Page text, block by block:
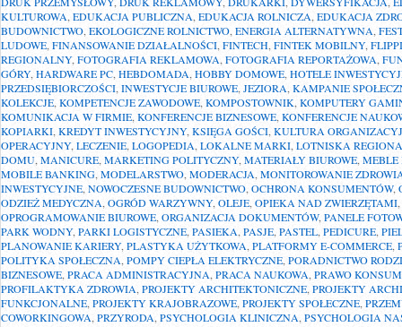
KULTUROWA, EDUKACJA PUBLICZNA EDUKACJA ROLNICZA, EDUKACJA
BUDOWNICTWO EKOLOGICZNE ROLNICTWO ENERGIA ALTERNATYWNA
LUDOWE FINANSOWANIE DZIAŁALNOŚCI FINTECH FINTEK MOBILNY,
REGIONALNY, FOTOGRAFIA REKLAMOWA, FOTOGRAFIA REPORTAŻOWA
GÓRY, HARDWARE PC HEBDOMADA HOBBY DOMOWE, HOTELE
PRZEDSIĘBIORCZOŚCI, INWESTYCJE BIUROWE JEZIORA, KAMPANIE
KOLEKCJE KOMPETENCJE ZAWODOWE KOMPOSTOWNIK, KOMPUTERY
KOMUNIKACJA W FIRMIE, KONFERENCJE BIZNESOWE, KONFERENCJE
KOPIARKI KREDYT INWESTYCYJNY, KSIĘGA GOŚCI KULTURA
OPERACYJNY, LECZENIE, LOGOPEDIA LOKALNE MARKI LOTNISKA
DOMU, MANICURE MARKETING POLITYCZNY, MATERIAŁY BIUROWE MEBLE
MOBILE BANKING MODELARSTWO MODERACJA MONITOROWANIE
INWESTYCYJNE, NOWOCZESNE BUDOWNICTWO, OCHRONA KONSUMENTÓW,
ODZIEŻ MEDYCZNA OGRÓD WARZYWNY, OLEJE OPIEKA NAD ZWIERZĘTAMI,
OPROGRAMOWANIE BIUROWE ORGANIZACJA DOKUMENTÓW, PANELE
PARK WODNY, PARKI LOGISTYCZNE, PASIEKA, PASJE, PASTEL, PEDICURE
PLANOWANIE KARIERY, PLASTYKA UŻYTKOWA, PLATFORMY E-COMMERCE
POLITYKA SPOŁECZNA, POMPY CIEPŁA ELEKTRYCZNE PORADNICTWO
BIZNESOWE, PRACA ADMINISTRACYJNA, PRACA NAUKOWA, PRAWO
PROFILAKTYKA ZDROWIA PROJEKTY ARCHITEKTONICZNE, PROJEKTY
FUNKCJONALNE, PROJEKTY KRAJOBRAZOWE, PROJEKTY SPOŁECZNE
COWORKINGOWA PRZYRODA, PSYCHOLOGIA KLINICZNA PSYCHOLOGIA